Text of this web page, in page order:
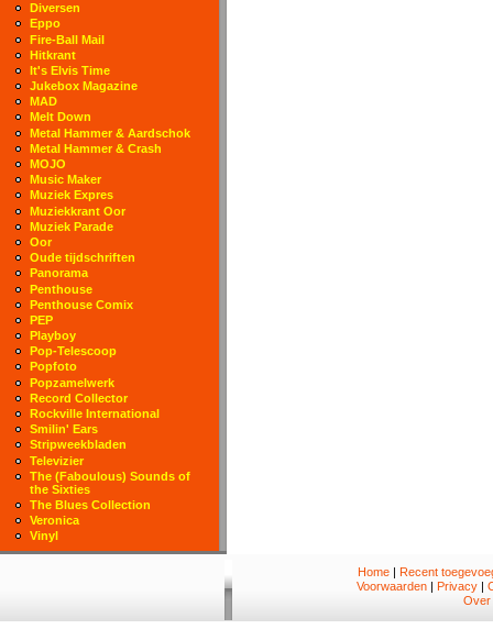
Diversen
Eppo
Fire-Ball Mail
Hitkrant
It's Elvis Time
Jukebox Magazine
MAD
Melt Down
Metal Hammer & Aardschok
Metal Hammer & Crash
MOJO
Music Maker
Muziek Expres
Muziekkrant Oor
Muziek Parade
Oor
Oude tijdschriften
Panorama
Penthouse
Penthouse Comix
PEP
Playboy
Pop-Telescoop
Popfoto
Popzamelwerk
Record Collector
Rockville International
Smilin' Ears
Stripweekbladen
Televizier
The (Faboulous) Sounds of
the Sixties
The Blues Collection
Veronica
Vinyl
Home| Recent
Voorwaarden | Privacy |
Over